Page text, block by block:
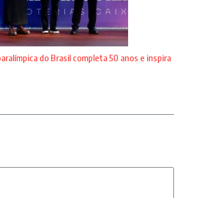
do Brasil completa 50 anos e inspira